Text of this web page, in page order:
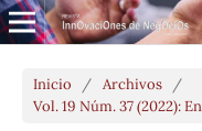
Inicio / Archivos
/
Vol. 19 Núm. 37 (2022):